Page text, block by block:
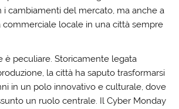
i cambiamenti del mercato, ma anche a
commerciale locale in una città sempre
è peculiare. Storicamente legata
la città ha saputo trasformarsi
in un polo innovativo e culturale, dove
un ruolo centrale. Il Cyber Monday